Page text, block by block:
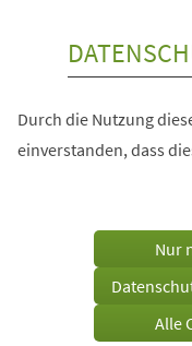
Durch die Nutzung
einverstanden, dass
Nur
Alle